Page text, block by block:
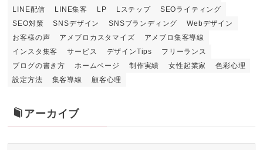
LINE配信
LINE集客 LP Lステップ
SEOライティング
SEO対策
SNSデザイン SNSブランディング
Webデザイン
お客様の声
アメブロカスタマイズ
アメブロ集客導線
インスタ集客
サービス デザインTips
フリーランス
ブログの書き方
ホームページ 制作実績 女性起業家
色彩心理
設定方法
集客導線 顧客心理
アーカイブ